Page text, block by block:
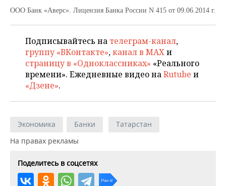
ООО Банк «Аверс». Лицензия Банка России N 415 от 09.06.2014 г.
Подписывайтесь на телеграм-канал,
группу «ВКонтакте»,канал в MAXи
страницу в «Одноклассниках» «Реального
времени». Ежедневные видео наRutube и
«Дзене».
Экономика Банки
Татарстан
На правах рекламы
Поделитесь в соцсетях